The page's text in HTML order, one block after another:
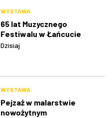
WYSTAWA
65 lat Muzycznego
Festiwalu w Łańcucie
Dzisiaj
WYSTAWA
Pejzaż w malarstwie
nowożytnym